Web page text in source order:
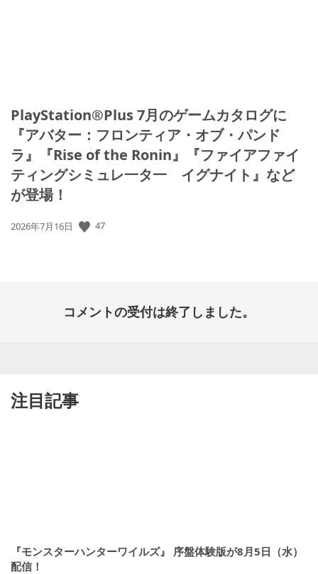
PlayStation®Plus 7月のゲームカタログに
『アバター：フロンティア・オブ・パンド
ラ』『Rise of the Ronin』『ファイアファイ
ティングシミュレ一タ一 イグナイト』など
が登場！
公
2026年7月16日 47
コメントの受付は終了しました。
注目記事
『モンスターハンターワイルズ』 序盤体験版が8月5日（水）
配信！